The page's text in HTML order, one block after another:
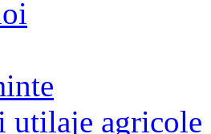
utilaje agricole